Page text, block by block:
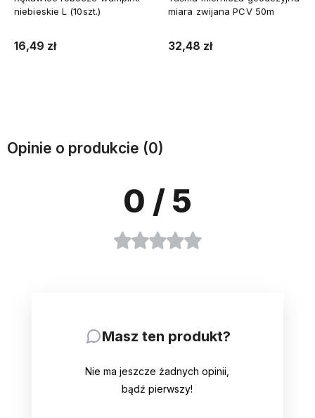
niebieskie L (10szt.)
16,49 zł
miara zwijana PCV 50m
32,48 zł
Opinie o produkcie (0)
0 / 5
Masz ten produkt?
Nie ma jeszcze żadnych opinii,
bądź pierwszy!